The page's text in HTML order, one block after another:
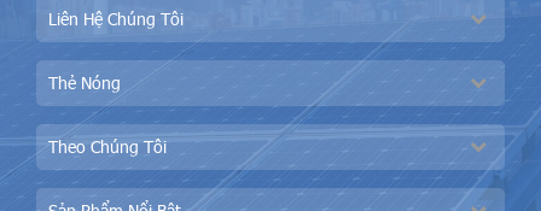
Liên Hệ Chúng Tôi
Thẻ Nóng
Theo Chúng Tôi